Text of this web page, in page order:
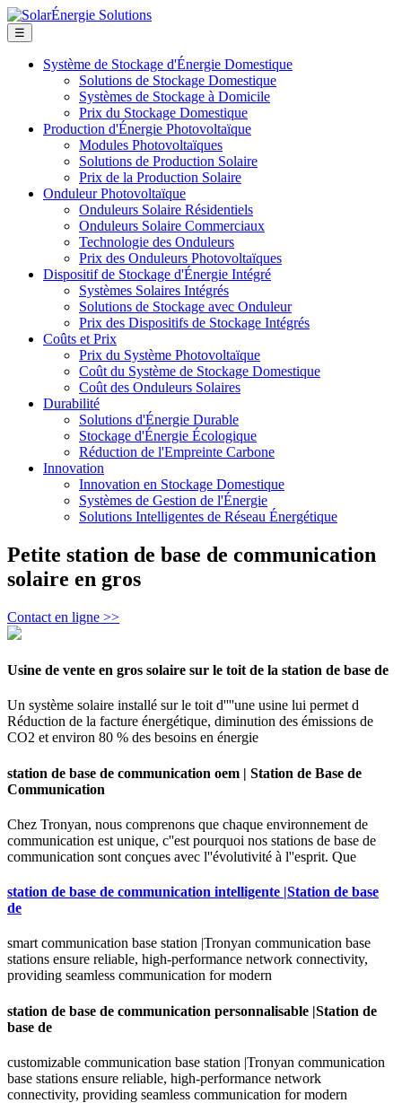
☰
Système de Stockage d'Énergie Domestique
Solutions de Stockage Domestique
Systèmes de Stockage à Domicile
Prix du Stockage Domestique
Production d'Énergie Photovoltaïque
Modules Photovoltaïques
Solutions de Production Solaire
Prix de la Production Solaire
Onduleur Photovoltaïque
Onduleurs Solaire Résidentiels
Onduleurs Solaire Commerciaux
Technologie des Onduleurs
Prix des Onduleurs Photovoltaïques
Dispositif de Stockage d'Énergie Intégré
Systèmes Solaires Intégrés
Solutions de Stockage avec Onduleur
Prix des Dispositifs de Stockage Intégrés
Coûts et Prix
Prix du Système Photovoltaïque
Coût du Système de Stockage Domestique
Coût des Onduleurs Solaires
Durabilité
Solutions d'Énergie Durable
Stockage d'Énergie Écologique
Réduction de l'Empreinte Carbone
Innovation
Innovation en Stockage Domestique
Systèmes de Gestion de l'Énergie
Solutions Intelligentes de Réseau Énergétique
Petite station de base de communication
solaire en gros
Contact en ligne >>
Usine de vente en gros solaire sur le toit de la station de base de
Un système solaire installé sur le toit d''''une usine lui permet d
Réduction de la facture énergétique, diminution des émissions de
CO2 et environ 80 % des besoins en énergie
station de base de communication oem | Station de Base de
Communication
Chez Tronyan, nous comprenons que chaque environnement de
communication est unique, c''est pourquoi nos stations de base de
communication sont conçues avec l''évolutivité à l''esprit. Que
station de base de communication intelligente |Station de base
de
smart communication base station |Tronyan communication base
stations ensure reliable, high-performance network connectivity,
providing seamless communication for modern
station de base de communication personnalisable |Station de
base de
customizable communication base station |Tronyan communication
base stations ensure reliable, high-performance network
connectivity, providing seamless communication for modern